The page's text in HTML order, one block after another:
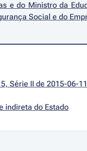
e do Ministro da
Social e do
Série II de 2015-06-11
indireta do Estado